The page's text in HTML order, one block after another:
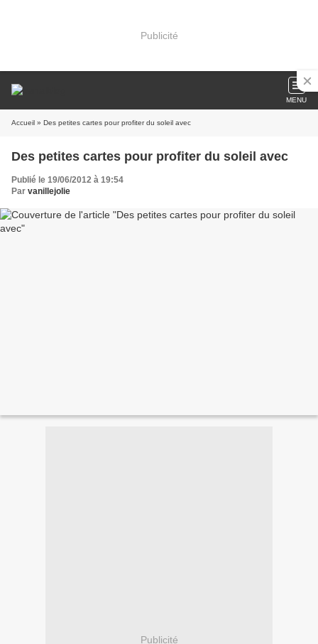
Publicité
MENU
Accueil » Des petites cartes pour profiter du soleil avec
Des petites cartes pour profiter du soleil avec
Publié le 19/06/2012 à 19:54
Par vanillejolie
Publicité